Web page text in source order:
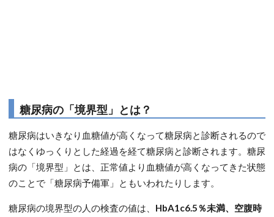
糖尿病の「境界型」とは？
糖尿病はいきなり血糖値が高くなって糖尿病と診断されるので
はなくゆっくりとした経過を経て糖尿病と診断されます。糖尿
病の「境界型」とは、正常値より血糖値が高くなってきた状態
のことで「糖尿病予備軍」ともいわれたりします。
糖尿病の境界型の人の検査の値は、 HbA1c6.5％未満、空腹時